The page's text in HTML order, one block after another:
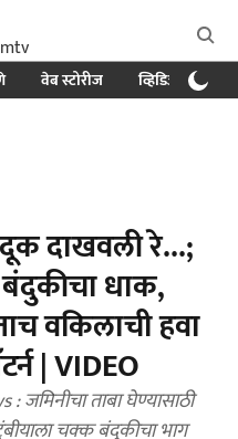
वेब स्टोरीज व्हिडिओ
दाखवली रे...;
बंदुकीचा धाक,
वकिलाची हवा
| VIDEO
ताबा घेण्यासाठी
चक्क बंदुकीचा भाग